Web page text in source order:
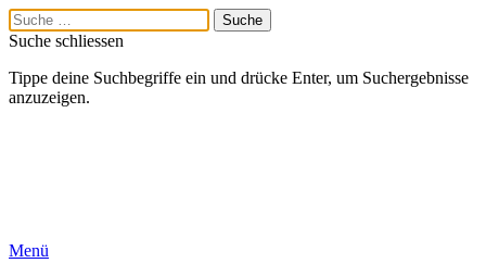
Suche schliessen
Tippe deine Suchbegriffe ein und drücke Enter, um Suchergebnisse
anzuzeigen.
Menü